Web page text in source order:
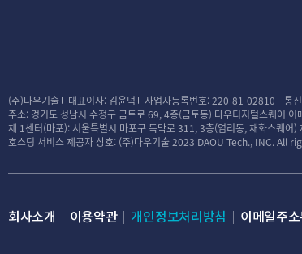
(주)다우기술 대표이사: 김윤덕 사업자등록번호: 220-81-02810
통
주소: 경기도 성남시 수정구 금토로 69, 4층(금토동) 다우디지털스퀘어 이
제 1센터(마포): 서울특별시 마포구 독막로 311, 3층(염리동, 재화스퀘어)
호스팅 서비스 제공자 상호: (주)다우기술2023 DAOU Tech., INC. All
회사소개 이용약관 개인정보처리방침 이메일주